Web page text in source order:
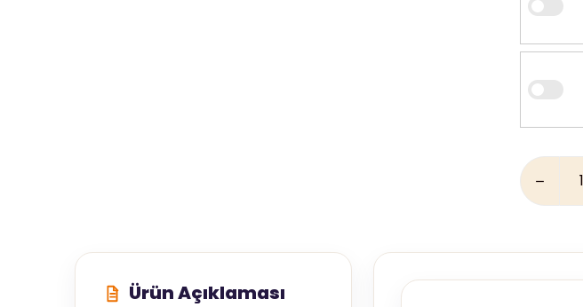
Ürün Açıklaması